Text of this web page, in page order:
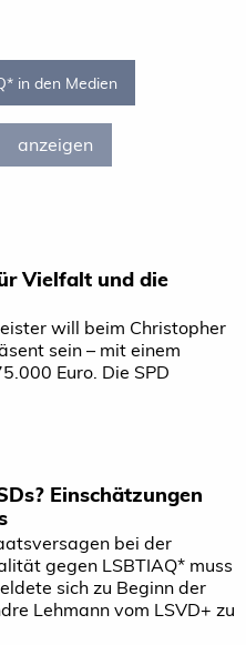
in den Medien
Vielfalt und die
will beim Christopher
sein – mit einem
Euro. Die SPD
Einschätzungen
bei der
gegen LSBTIAQ* muss
sich zu Beginn der
Lehmann vom LSVD+ zu